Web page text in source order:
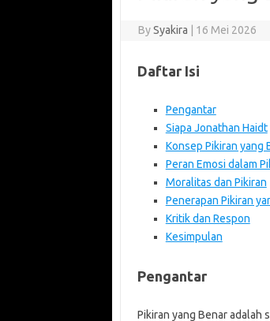
BySyakira 16 Mei 2026
Daftar Isi
Pengantar
Siapa Jonathan Haidt
Konsep Pikiran yang
Peran Emosi dalam
Moralitas dan Pikiran
Penerapan Pikiran
Kritik dan Respon
Kesimpulan
Pengantar
Pikiran yang Benar adalah